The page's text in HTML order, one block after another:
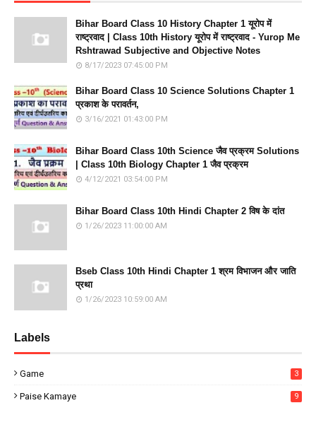
Bihar Board Class 10 History Chapter 1 यूरोप में
राष्ट्रवाद | Class 10th History यूरोप में राष्ट्रवाद - Yurop Me
Rshtrawad Subjective and Objective Notes
8/17/2023 07:45:00 PM
Bihar Board Class 10 Science Solutions Chapter 1
प्रकाश के परावर्तन,
3/16/2021 01:43:00 PM
Bihar Board Class 10th Science जैव प्रक्रम Solutions
| Class 10th Biology Chapter 1 जैव प्रक्रम
4/12/2021 03:54:00 PM
Bihar Board Class 10th Hindi Chapter 2 विष के दांत
1/26/2023 11:00:00 AM
Bseb Class 10th Hindi Chapter 1 श्रम विभाजन और जाति
प्रथा
1/26/2023 10:59:00 AM
Labels
Game 3
Paise Kamaye 9